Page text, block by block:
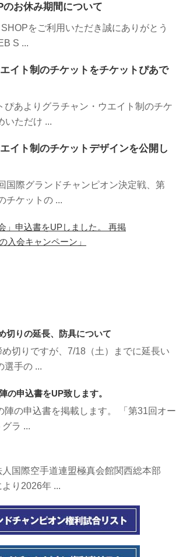
のお休み期間について
をご利用いただき誠にありがとう
S ...
イト制のチケットをチケットぴあで
ぴあよりグラチャン・ウエイト制のチケ
いただけ ...
イト制のチケットデザインを公開し
国際グランドチャンピオン決定戦、第
チケットの ...
」申込書をUPしました。 再掲
入会キャンペーン」
切りの延長、防具について
切りですが、7/18（土）までに延長い
選手の ...
の申込書をUP致します。
陣の申込書を掲載します。 「第31回オー
ラ ...
国際空手道連盟極真会館関西総本部
り2026年 ...